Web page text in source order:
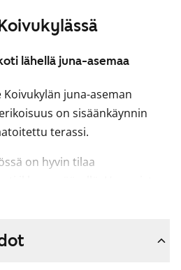
lähellä juna-asemaa
juna-aseman
on sisäänkäynnin
terassi.
on hyvin tilaa
ikkunan äärellä. Huoneiston
päälle!